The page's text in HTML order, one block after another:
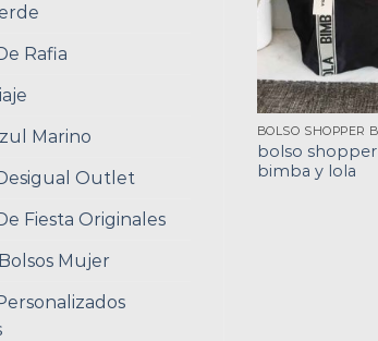
Rafia
Marino
Outlet
Fiesta Originales
Mujer
bolso shopper
bimba y lola